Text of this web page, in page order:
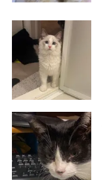
ねこのきもち投稿写真ギャラリー